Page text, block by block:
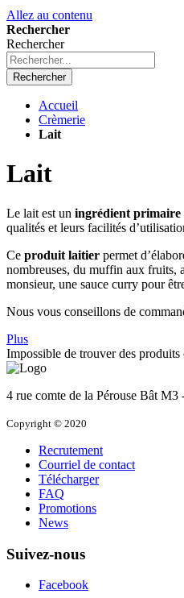
Allez au contenu
Rechercher
Rechercher
Rechercher
Accueil
Crèmerie
Lait
Lait
Le lait est un ingrédient primaire
qualités et leurs facilités
Ce produit laitier permet
nombreuses, du muffin aux fruits,
monsieur, une sauce curry pour
Nous vous conseillons de
Plus
Impossible de trouver des
4 rue comte de la Pérouse Bât M3
Copyright © 2020
Recrutement
Courriel de contact
Télécharger
FAQ
Promotions
News
Suivez-nous
Facebook